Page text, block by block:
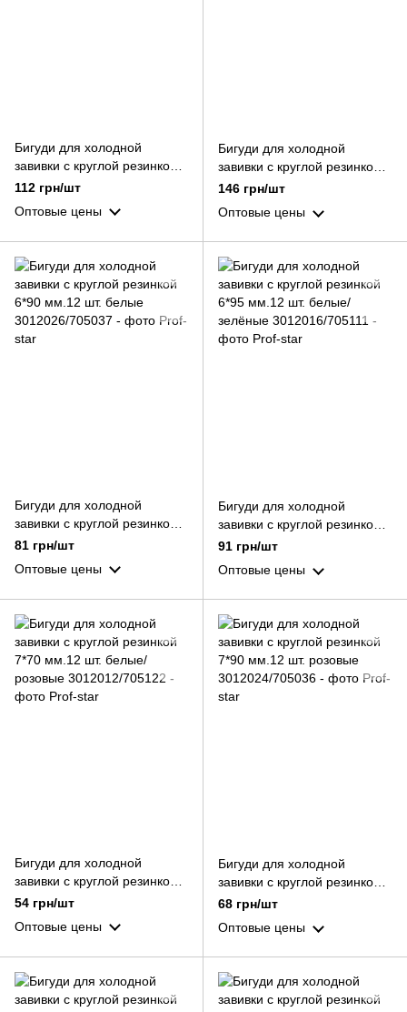
Бигуди для холодной
завивки с круглой резинкой
16*90 мм.12 шт. чёрные
112 грн/шт
Оптовые цены
Бигуди для холодной
завивки с круглой резинкой
16*95 мм.12шт. серые/цвета
146 грн/шт
Оптовые цены
Бигуди для холодной
завивки с круглой резинкой
6*90 мм.12 шт. белые
81 грн/шт
Оптовые цены
Бигуди для холодной
завивки с круглой резинкой
6*95 мм.12 шт. белые/
91 грн/шт
Оптовые цены
Бигуди для холодной
завивки с круглой резинкой
7*70 мм.12 шт. белые/
54 грн/шт
Оптовые цены
Бигуди для холодной
завивки с круглой резинкой
7*90 мм.12 шт. розовые
68 грн/шт
Оптовые цены